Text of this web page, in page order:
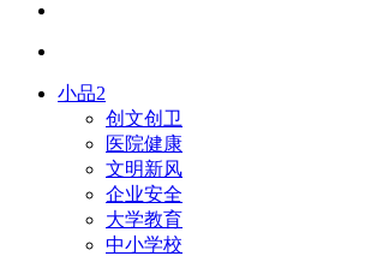
小品2
创文创卫
医院健康
文明新风
企业安全
大学教育
中小学校